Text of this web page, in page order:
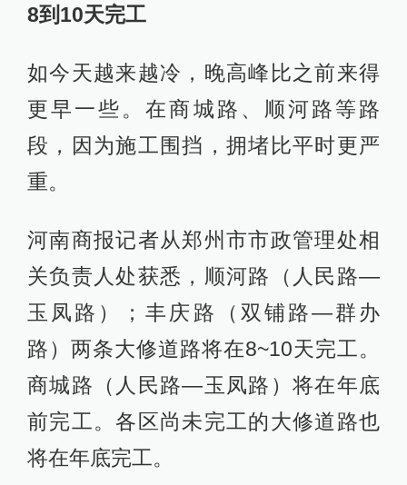
8到10天完工
如今天越来越冷，晚高峰比之前来得
更早一些。在商城路、顺河路等路
段，因为施工围挡，拥堵比平时更严
重。
河南商报记者从郑州市市政管理处相
关负责人处获悉，顺河路（人民路—
玉凤路）；丰庆路（双铺路—群办
路）两条大修道路将在8~10天完工。
商城路（人民路—玉凤路）将在年底
前完工。各区尚未完工的大修道路也
将在年底完工。